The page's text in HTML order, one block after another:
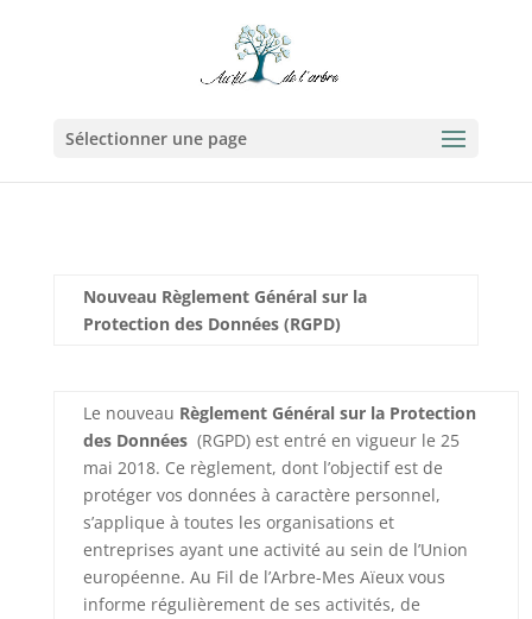
Sélectionner une page
Nouveau Règlement Général sur la
Protection des Données (RGPD)
Le nouveau Règlement Général sur la Protection
des Données (RGPD) est entré en vigueur le 25
mai 2018. Ce règlement, dont l’objectif est de
protéger vos données à caractère personnel,
s’applique à toutes les organisations et
entreprises ayant une activité au sein de l’Union
européenne. Au Fil de l’Arbre-Mes Aïeux vous
informe régulièrement de ses activités, de